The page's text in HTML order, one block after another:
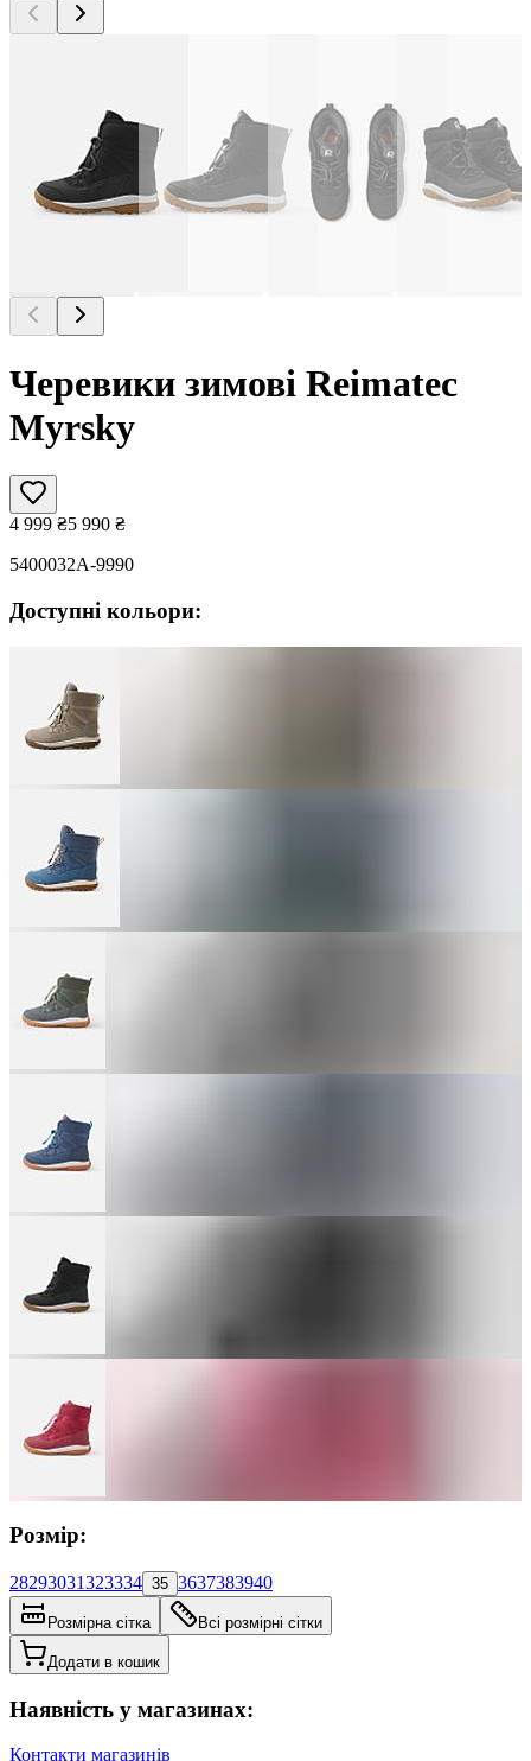
Черевики зимові Reimatec
Myrsky
4 999 ₴5 990 ₴
5400032A-9990
Доступні кольори:
Розмір:
28293031323334 35 3637383940
Розмірна сітка Всі розмірні сітки
Додати в кошик
Наявність у магазинах:
Контакти магазинів